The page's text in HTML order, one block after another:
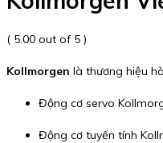
( 5.00 out of 5 )
Kollmorgen là thương hiệu
Động cơ servo
Động cơ tuyến tính